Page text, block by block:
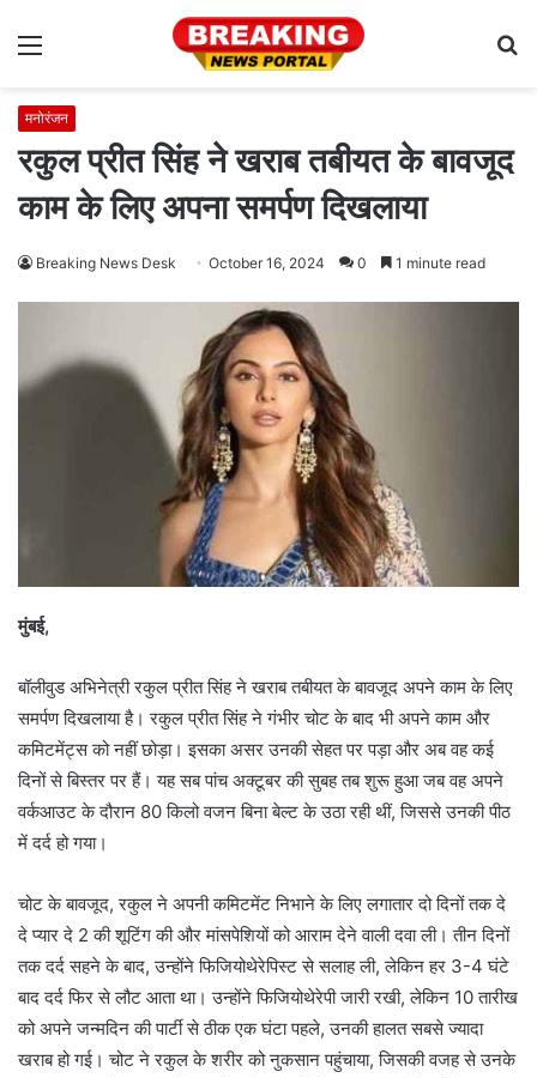
Menu
मनोरंजन
रकुल प्रीत सिंह ने खराब तबीयत के बावजूद
काम के लिए अपना समर्पण दिखलाया
Breaking News Desk October 16, 2024 0 1 minute read
मुंबई,
बॉलीवुड अभिनेत्री रकुल प्रीत सिंह ने खराब तबीयत के बावजूद अपने काम के लिए
समर्पण दिखलाया है। रकुल प्रीत सिंह ने गंभीर चोट के बाद भी अपने काम और
कमिटमेंट्स को नहीं छोड़ा। इसका असर उनकी सेहत पर पड़ा और अब वह कई
दिनों से बिस्तर पर हैं। यह सब पांच अक्टूबर की सुबह तब शुरू हुआ जब वह अपने
वर्कआउट के दौरान 80 किलो वजन बिना बेल्ट के उठा रही थीं, जिससे उनकी पीठ
में दर्द हो गया।
चोट के बावजूद, रकुल ने अपनी कमिटमेंट निभाने के लिए लगातार दो दिनों तक दे
दे प्यार दे 2 की शूटिंग की और मांसपेशियों को आराम देने वाली दवा ली। तीन दिनों
तक दर्द सहने के बाद, उन्होंने फिजियोथेरेपिस्ट से सलाह ली, लेकिन हर 3-4 घंटे
बाद दर्द फिर से लौट आता था। उन्होंने फिजियोथेरेपी जारी रखी, लेकिन 10 तारीख
को अपने जन्मदिन की पार्टी से ठीक एक घंटा पहले, उनकी हालत सबसे ज्यादा
खराब हो गई। चोट ने रकुल के शरीर को नुकसान पहुंचाया, जिसकी वजह से उनके